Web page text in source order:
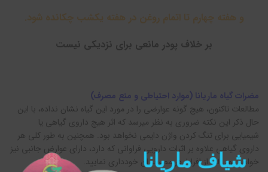
و هفته چهارم تا اتمام روغن در هفته یکشب چکانده شود.
بر خلاف پودر مانعی برای نزدیکی نیست
مضرات گیاه ماریانا (موارد احتیاطی و منع مصرف)
مطالعات تاکنون، هیچ گونه عوارضی را در مورد این گیاه نشان نداده، با این
حال ذکر این نکته ضروری به نظر میرسد که اثر هیچ داروی گیاهی یا
شیمیایی برای تنگ کردن واژن دایمی نخواهد بود. همچنین به طور کلی هر
داروی گیاهی علاوه بر اثرات دارویی فراوانی که دارد، دارای عوارض جانبی نیز
خواهد بود. لذا از افراط در مصرف ان خودداری نمایید.
شیاف ماریانا